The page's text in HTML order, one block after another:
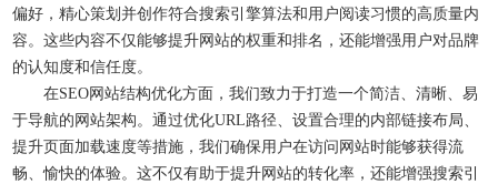
偏好，精心策划并创作符合搜索引擎算法和用户阅读习惯的高质量内
容。这些内容不仅能够提升网站的权重和排名，还能增强用户对品牌
的认知度和信任度。
在SEO网站结构优化方面，我们致力于打造一个简洁、清晰、易
于导航的网站架构。通过优化URL路径、设置合理的内部链接布局、
提升页面加载速度等措施，我们确保用户在访问网站时能够获得流
畅、愉快的体验。这不仅有助于提升网站的转化率，还能增强搜索引